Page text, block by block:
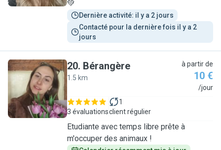
💚
Dernière activité: il y a 2 jours
Contacté pour la dernière fois il y a 2
jours
B
20. Bérangère
1.5 km
à partir de
10 €
/jour
3 évaluations
1
client régulier
Etudiante avec temps libre prête à
m'occuper des animaux !